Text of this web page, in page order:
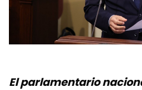
El parlamentario